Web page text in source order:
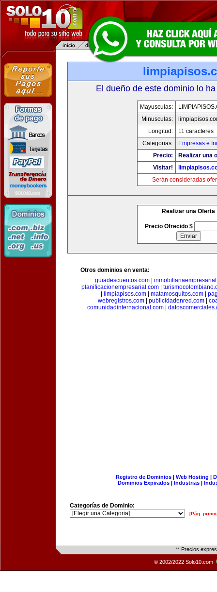
El dueño de este dominio lo
Mayusculas:
Minusculas:
Longitud:
11 caracteres
Categorias:
Empresas e
Precio:
Realizar una
Visitar!
Serán consideradas
Realizar una Oferta
Precio Ofrecido $
Otros dominios en venta:
guiadescuentos.com
planificacionempresarial.com
limpiapisos.com| matamosquitos.com|
webregistros.com| publicidadenred.com|
comunidadinternacional.com
Registro de Dominios| Web Hosting |
Dominios Expirados | Industrias |
Categorías de Dominio:
[Pág.
** Precios
© 2002/2022 Solo10.com